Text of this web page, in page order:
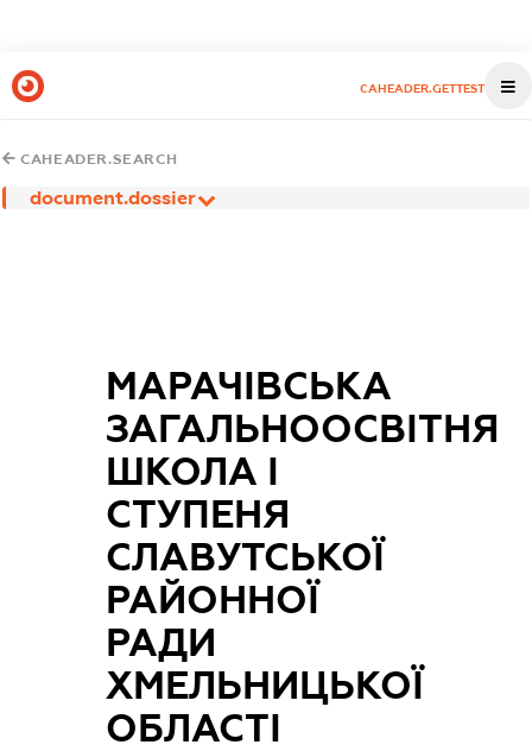
CAHEADER.GETTEST
CAHEADER.SEARCH
document.dossier
МАРАЧІВСЬКА
ЗАГАЛЬНООСВІТНЯ
ШКОЛА I
СТУПЕНЯ
СЛАВУТСЬКОЇ
РАЙОННОЇ
РАДИ
ХМЕЛЬНИЦЬКОЇ
ОБЛАСТІ